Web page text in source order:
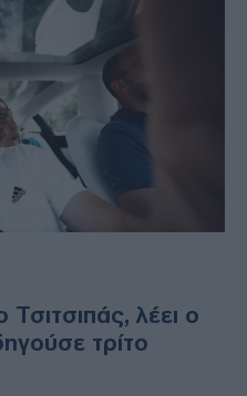
Τσιτσιπάς, λέει ο
τρίτο